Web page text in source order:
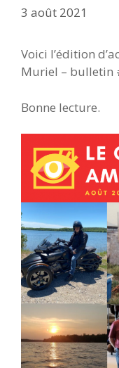
3 août 2021
Voici l’édition
Muriel – bulletin
Bonne lecture.